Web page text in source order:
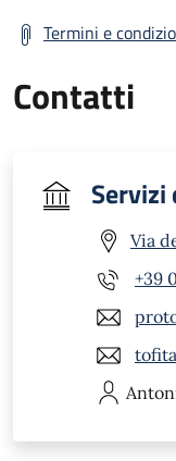
Termini e
Contatti
Servizi
Via
+39